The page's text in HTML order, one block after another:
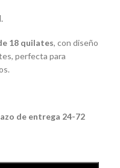
18 quilates, con diseño
perfecta para
de entrega 24-72